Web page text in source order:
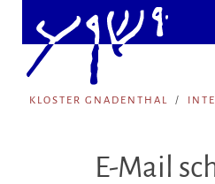
KLOSTER GNADENTHAL
E-Mail